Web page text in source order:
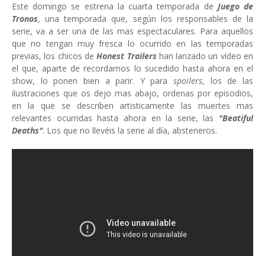
Este domingo se estrena la cuarta temporada de Juego de
Tronos, una temporada que, según los responsables de la
serie, va a ser una de las mas espectaculares. Para aquellos
que no tengan muy fresca lo ocurrido en las temporadas
previas, los chicos deHonest Trailers han lanzado un vídeo en
el que, aparte de recordarnos lo sucedido hasta ahora en el
show, lo ponen bien a parir. Y paraspoilers, los de las
ilustraciones que os dejo mas abajo, ordenas por episodios,
en la que se describen artisticamente las muertes mas
relevantes ocurridas hasta ahora en la serie, las "Beatiful
Deaths". Los que no llevéis la serie al día, absteneros.